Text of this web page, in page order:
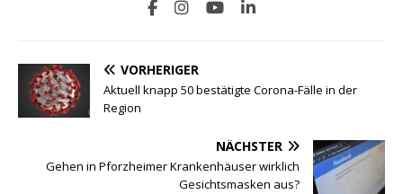
VORHERIGER
Aktuell knapp 50 bestätigte Corona-Fälle in der
Region
NÄCHSTER
Gehen in Pforzheimer Krankenhäuser wirklich
Gesichtsmasken aus?